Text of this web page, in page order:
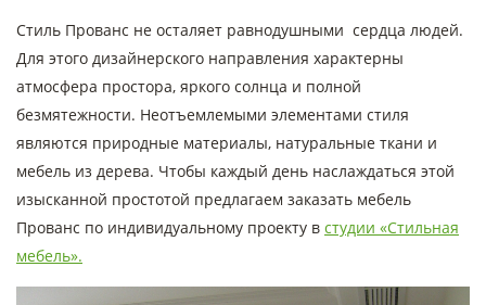
Стиль Прованс не осталяет равнодушными сердца людей.
Для этого дизайнерского направления характерны
атмосфера простора, яркого солнца и полной
безмятежности. Неотъемлемыми элементами стиля
являются природные материалы, натуральные ткани и
мебель из дерева. Чтобы каждый день наслаждаться этой
изысканной простотой предлагаем заказать мебель
Прованс по индивидуальному проекту в студии «Стильная
мебель».